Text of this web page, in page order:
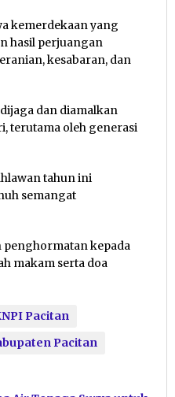
kemerdekaan yang
hasil perjuangan
kesabaran, dan
dan diamalkan
terutama oleh generasi
tahun ini
semangat
kepada
makam serta doa
Pacitan
Pacitan